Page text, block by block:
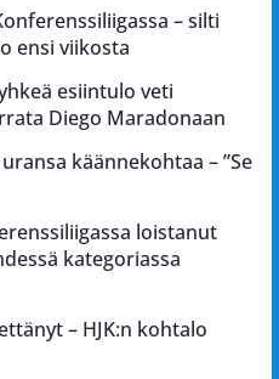
– silti
ensi viikosta
esiintulo veti
Diego Maradonaan
käännekohtaa – ”Se
loistanut
kategoriassa
– HJK:n kohtalo